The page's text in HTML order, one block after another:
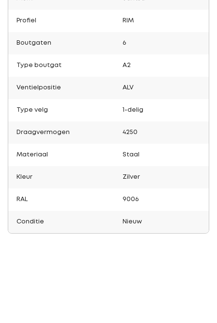
Profiel RIM
Boutgaten 6
Type boutgat A2
Ventielpositie ALV
Type velg 1-delig
Draagvermogen 4250
Materiaal Staal
Kleur Zilver
RAL 9006
Conditie Nieuw